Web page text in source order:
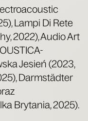
Lam­pi Di Rete
2022), Audio Art
Jesień (2023,
Darm­städ­ter
Bry­ta­nia, 2025).